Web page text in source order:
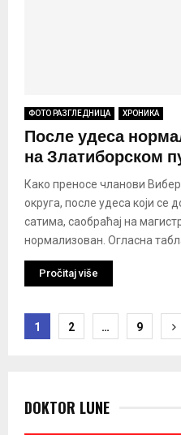
ФОТО РАЗГЛЕДНИЦА ХРОНИКА
После удеса
на Златиборском
Како преносе чланови
округа, после удеса који се
сатима, саобраћај на
нормализован. Огласна
Pročitaj više
Пагинација
1 2 … 9
DOKTOR LUNE